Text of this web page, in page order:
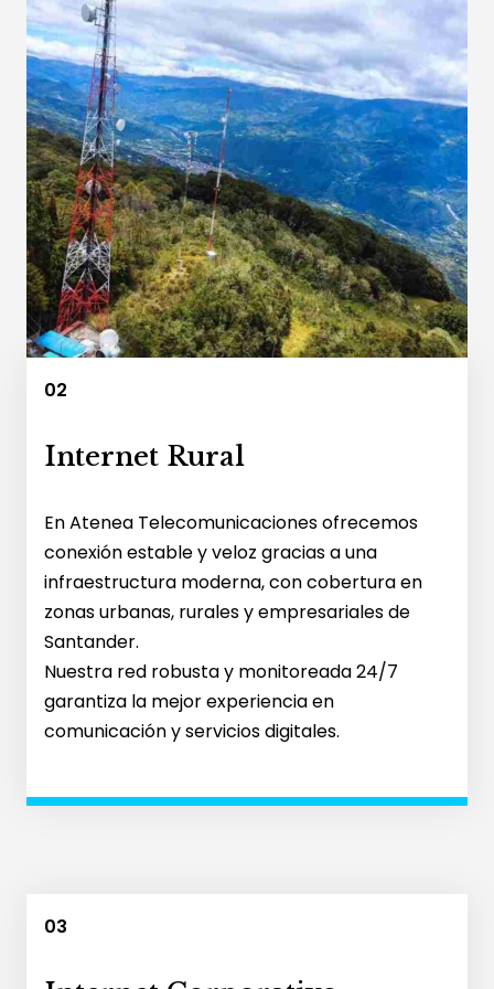
02
Internet Rural
En Atenea Telecomunicaciones ofrecemos
conexión estable y veloz gracias a una
infraestructura moderna, con cobertura en
zonas urbanas, rurales y empresariales de
Santander.
Nuestra red robusta y monitoreada 24/7
garantiza la mejor experiencia en
comunicación y servicios digitales.
03